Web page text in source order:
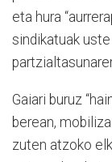
eta hura
sindikatuak
Gaiari buruz
berean,
zuten atzoko